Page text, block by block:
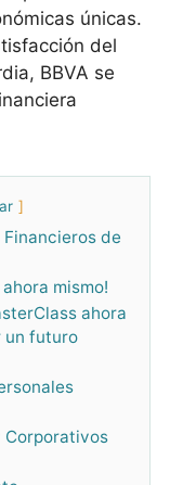
únicas.
del
BBVA se
de
mismo!
ahora
un futuro
Corporativos